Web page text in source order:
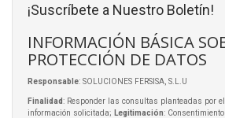
¡Suscríbete a Nuestro Boletín!
INFORMACIÓN BÁSICA
PROTECCIÓN DE DATOS
Responsable: SOLUCIONES FERSISA, S.L.U
Finalidad: Responder las consultas planteadas por
información solicitada; Legitimación: